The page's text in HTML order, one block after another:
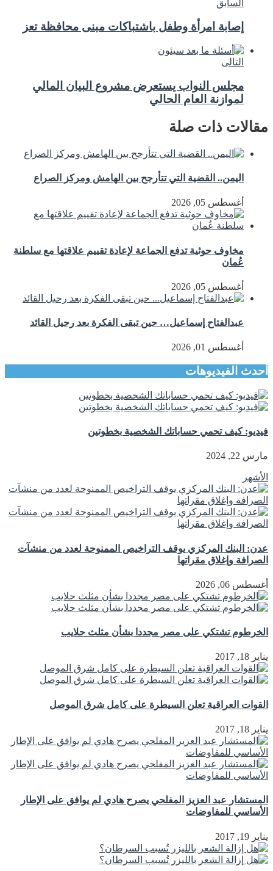
السابق
إصابة امرأة وطفل باشتباكات مبنى محافظة تعز
التالى
مجلس النواب يستعرض مشروع البيان المالي
لموازنة العام الحالي
مقالات ذات صلة
اليمن.. القضية التي تتأرجح بين الهامش ومركز الصراع
أغسطس 05, 2026
مخاوف حوثية تدفع الجماعة لإعادة تقييم علاقتها مع سلطنة
عُمان
أغسطس 05, 2026
عبدالفتاح إسماعيل… حين تبقى الفكرة بعد رحيل القائد
أغسطس 01, 2026
أحدث الفيديوهات
فيديو: كيف تحمي حساباتك الشخصية بخطوتين
مارس 22, 2024
الأشهر
عدن: البنك المركزي يوقف التراخيص الممنوحة لعدد من منشآت
الصرافة وإغلاق مقراتها
أغسطس 06, 2026
الخرطوم تشتكي على مصر مجددا بشأن مثلث حلايب
يناير 18, 2017
القوات العراقية تعلن السيطرة على كامل شرق الموصل
يناير 18, 2017
المستشار عبد العزيز المفلحي يصرح هادي لم يوافق على الإطار
الأساسي للمفاوضات
يناير 19, 2017